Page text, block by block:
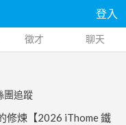
登入
徵才 聊天
團追蹤
修煉【2026 iThome 鐵